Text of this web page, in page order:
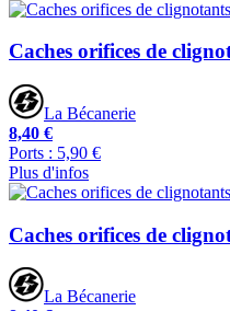
Caches orifices de
La Bécanerie
8,40 €
Ports : 5,90 €
Plus d'infos
Caches orifices de
La Bécanerie